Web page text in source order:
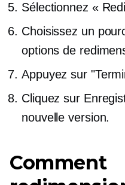
Sélectionnez «
Choisissez un
options de
Appuyez sur
Cliquez sur
nouvelle version.
Comment